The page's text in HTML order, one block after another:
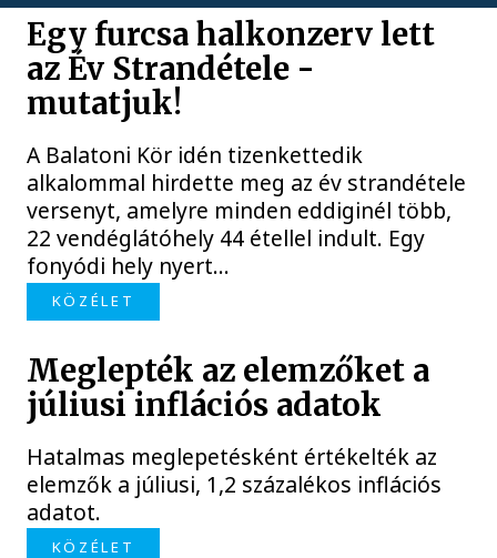
Egy furcsa halkonzerv lett
az Év Strandétele -
mutatjuk!
A Balatoni Kör idén tizenkettedik
alkalommal hirdette meg az év strandétele
versenyt, amelyre minden eddiginél több,
22 vendéglátóhely 44 étellel indult. Egy
fonyódi hely nyert...
KÖZÉLET
Meglepték az elemzőket a
júliusi inflációs adatok
Hatalmas meglepetésként értékelték az
elemzők a júliusi, 1,2 százalékos inflációs
adatot.
KÖZÉLET